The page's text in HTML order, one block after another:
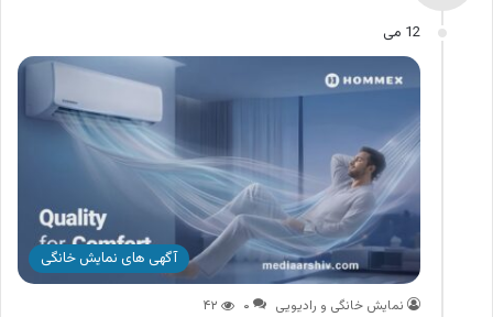
12 می
آگهی های نمایش خانگی
نمایش خانگی و رادیویی ۰ ۴۲